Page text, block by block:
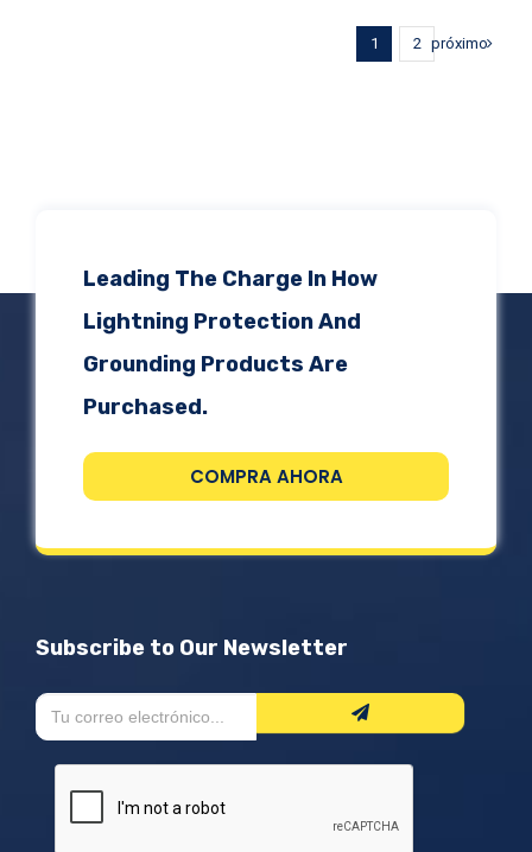
1 2 próximo
Leading The Charge In How
Lightning Protection And
Grounding Products Are
Purchased.
COMPRA AHORA
Subscribe to Our Newsletter
Formulario
de
boletín
Si
eres